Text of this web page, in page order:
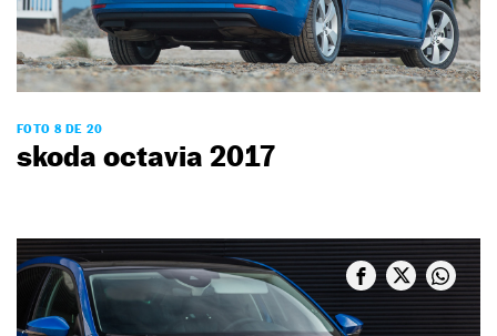
FOTO 8 DE 20
skoda octavia 2017